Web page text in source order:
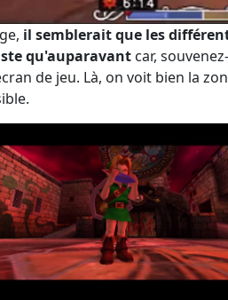
il semblerait que les
qu'auparavant car,
de jeu. Là, on voit bien la